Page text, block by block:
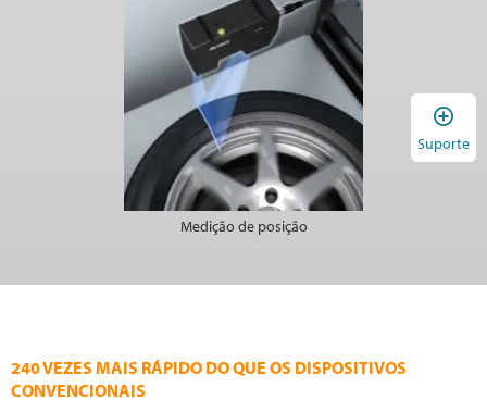
Medição de posição
240 VEZES MAIS RÁPIDO DO QUE OS DISPOSITIVOS
CONVENCIONAIS
Suporte